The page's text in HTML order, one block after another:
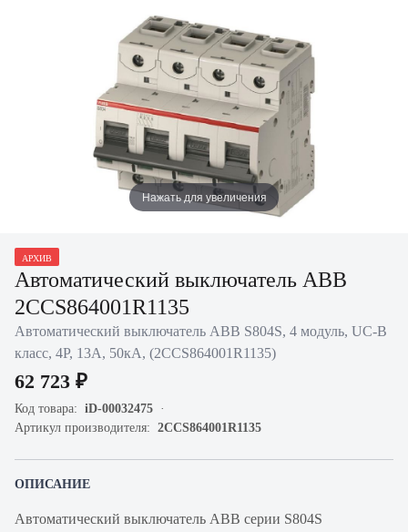
Нажать для увеличения
АРХИВ
Автоматический выключатель ABB
2CCS864001R1135
Автоматический выключатель ABB S804S, 4 модуль, UC-B
класс, 4P, 13А, 50кА, (2CCS864001R1135)
62 723 ₽
Код товара: iD-00032475
Артикул производителя: 2CCS864001R1135
ОПИСАНИЕ
Автоматический выключатель ABB серии S804S